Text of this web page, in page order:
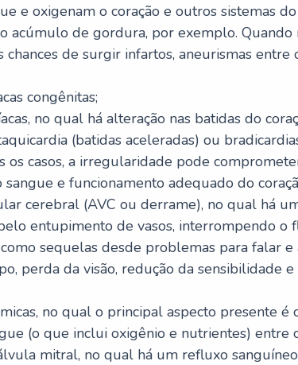
e oxigenam o coração e outros sistemas
acúmulo de gordura, por exemplo. Quando
chances de surgir infartos, aneurismas entre
congênitas;
no qual há alteração nas batidas do
(batidas aceleradas) ou
os casos, a irregularidade pode
e funcionamento adequado do
cerebral (AVC ou derrame), no qual há
entupimento de vasos, interrompendo o
sequelas desde problemas para falar e
perda da visão, redução da sensibilidade
no qual o principal aspecto presente é
(o que inclui oxigênio e nutrientes) entre
mitral, no qual há um refluxo